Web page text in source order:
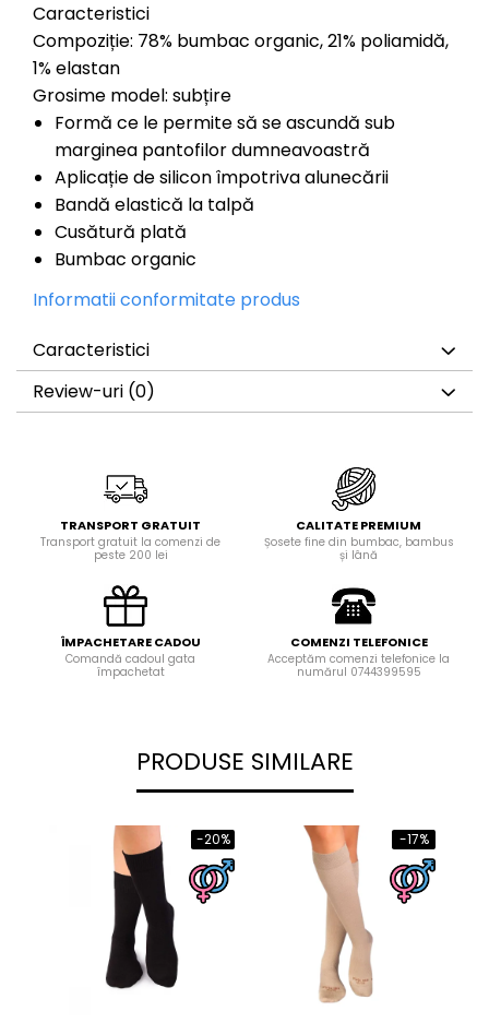
Caracteristici
Compoziție: 78% bumbac organic, 21% poliamidă,
1% elastan
Grosime model: subțire
Formă ce le permite să se ascundă sub
marginea pantofilor dumneavoastră
Aplicație de silicon împotriva alunecării
Bandă elastică la talpă
Cusătură plată
Bumbac organic
Informatii conformitate produs
Caracteristici
Review-uri (0)
TRANSPORT GRATUIT
Transport gratuit la comenzi de
peste 200 lei
CALITATE PREMIUM
Șosete fine din bumbac, bambus
și lână
ÎMPACHETARE CADOU
Comandă cadoul gata
împachetat
COMENZI TELEFONICE
Acceptăm comenzi telefonice la
numărul 0744399595
PRODUSE SIMILARE
-20% -17%